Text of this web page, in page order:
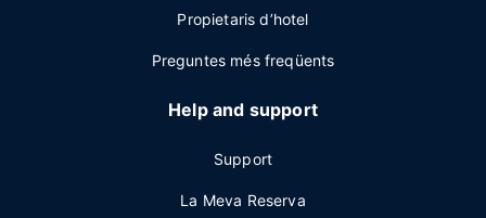
Propietaris d’hotel
Preguntes més freqüents
Help and support
Support
La Meva Reserva